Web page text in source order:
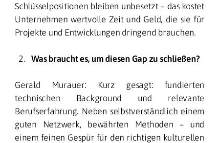
Schlüsselpositionen bleiben unbesetzt – das kostet
Unternehmen wertvolle Zeit und Geld, die sie für
Projekte und Entwicklungen dringend brauchen.
Was braucht es, um diesen Gap zu schließen?
Gerald Murauer: Kurz gesagt: fundierten
technischen Background und relevante
Berufserfahrung. Neben selbstverständlich einem
guten Netzwerk, bewährten Methoden – und
einem feinen Gespür für den richtigen kulturellen